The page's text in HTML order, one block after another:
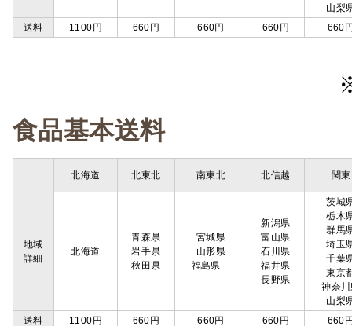
山梨
送料
1100円 660円 660円 660円 660
食品基本送料
北海道 北東北 南東北 北信越 関東
地域
詳細
北海道
青森県
岩手県
秋田県
宮城県
山形県
福島県
新潟県
富山県
石川県
福井県
長野県
茨城
栃木
群馬
埼玉
千葉
東京
神奈
山梨
送料
1100円 660円 660円 660円 660